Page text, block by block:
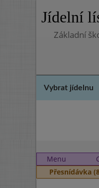
Jídelní
Základní
Vybrat jídelnu
Menu
Přesnídávka